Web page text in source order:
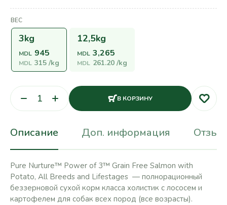
ВЕС
3kg
MDL 945
MDL 315/kg
12,5kg
MDL 3,265
MDL 261.20/kg
В КОРЗИНУ
Описание Доп. информация
Pure Nurture™ Power of 3™ Grain Free Salmon with
Potato, All Breeds and Lifestages — полнорационный
беззерновой сухой корм класса холистик с лососем и
картофелем для собак всех пород (все возрасты).